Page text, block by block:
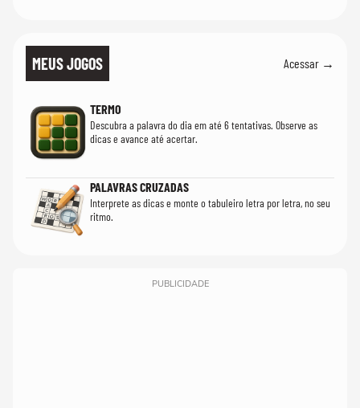
MEUS JOGOS Acessar →
TERMO
Descubra a palavra do dia em até 6 tentativas. Observe as
dicas e avance até acertar.
PALAVRAS CRUZADAS
Interprete as dicas e monte o tabuleiro letra por letra, no seu
ritmo.
PUBLICIDADE